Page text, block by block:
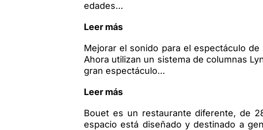
edades…
Leer más
Mejorar el sonido para el espectáculo
Ahora utilizan un sistema de columnas
gran espectáculo…
Leer más
Bouet es un restaurante diferente, de
espacio está diseñado y destinado a